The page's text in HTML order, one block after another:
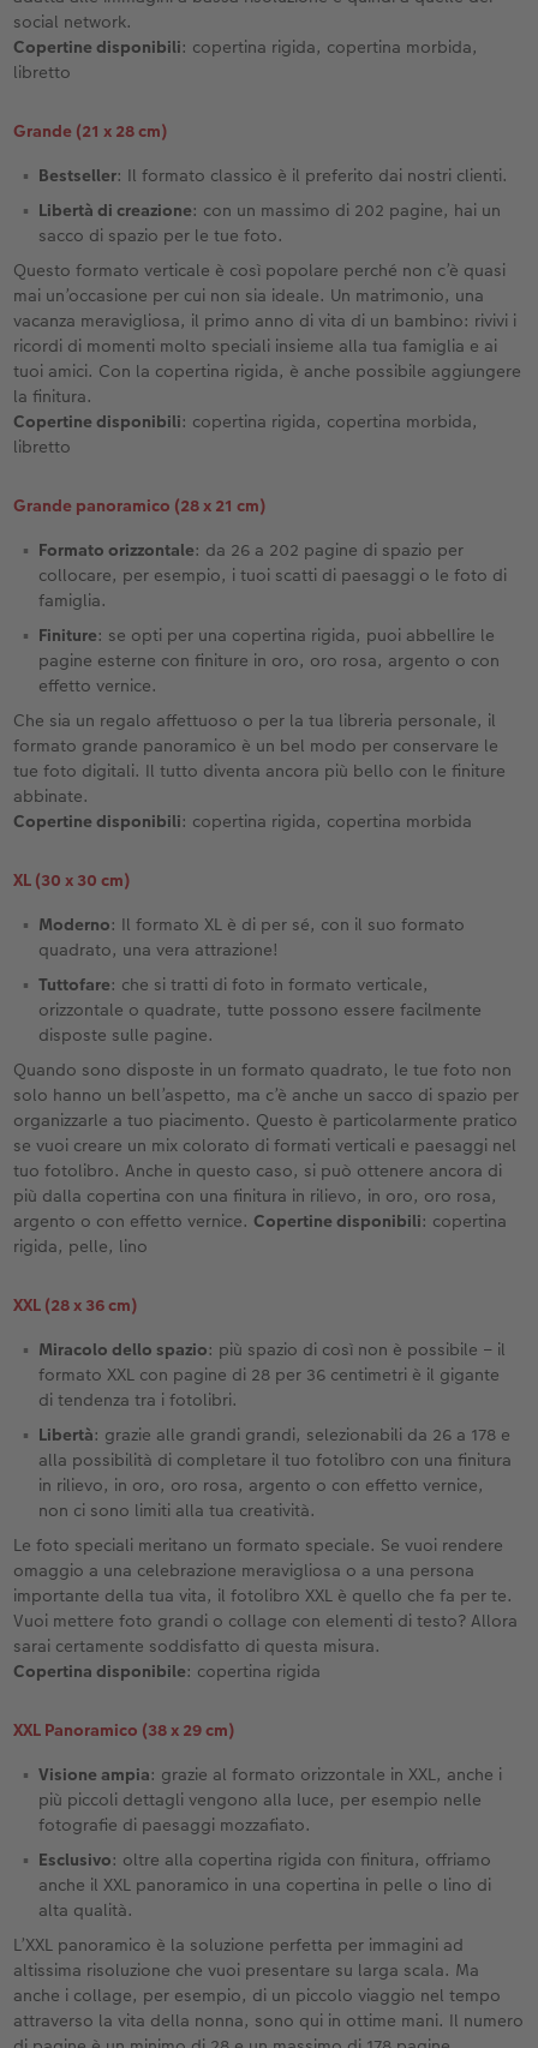
social network.
Copertine disponibili: copertina rigida, copertina morbida,
libretto
Grande (21 x 28 cm)
Bestseller: Il formato classico è il preferito dai nostri clienti.
Libertà di creazione: con un massimo di 202 pagine, hai un
sacco di spazio per le tue foto.
Questo formato verticale è così popolare perché non c’è quasi
mai un’occasione per cui non sia ideale. Un matrimonio, una
vacanza meravigliosa, il primo anno di vita di un bambino: rivivi i
ricordi di momenti molto speciali insieme alla tua famiglia e ai
tuoi amici. Con la copertina rigida, è anche possibile aggiungere
la finitura.
Copertine disponibili: copertina rigida, copertina morbida,
libretto
Grande panoramico (28 x 21 cm)
Formato orizzontale: da 26 a 202 pagine di spazio per
collocare, per esempio, i tuoi scatti di paesaggi o le foto di
famiglia.
Finiture: se opti per una copertina rigida, puoi abbellire le
pagine esterne con finiture in oro, oro rosa, argento o con
effetto vernice.
Che sia un regalo affettuoso o per la tua libreria personale, il
formato grande panoramico è un bel modo per conservare le
tue foto digitali. Il tutto diventa ancora più bello con le finiture
abbinate.
Copertine disponibili: copertina rigida, copertina morbida
XL (30 x 30 cm)
Moderno: Il formato XL è di per sé, con il suo formato
quadrato, una vera attrazione!
Tuttofare: che si tratti di foto in formato verticale,
orizzontale o quadrate, tutte possono essere facilmente
disposte sulle pagine.
Quando sono disposte in un formato quadrato, le tue foto non
solo hanno un bell’aspetto, ma c’è anche un sacco di spazio per
organizzarle a tuo piacimento. Questo è particolarmente pratico
se vuoi creare un mix colorato di formati verticali e paesaggi nel
tuo fotolibro. Anche in questo caso, si può ottenere ancora di
più dalla copertina con una finitura in rilievo, in oro, oro rosa,
argento o con effetto vernice. Copertine disponibili: copertina
rigida, pelle, lino
XXL (28 x 36 cm)
Miracolo dello spazio: più spazio di così non è possibile – il
formato XXL con pagine di 28 per 36 centimetri è il gigante
di tendenza tra i fotolibri.
Libertà: grazie alle grandi grandi, selezionabili da 26 a 178 e
alla possibilità di completare il tuo fotolibro con una finitura
in rilievo, in oro, oro rosa, argento o con effetto vernice,
non ci sono limiti alla tua creatività.
Le foto speciali meritano un formato speciale. Se vuoi rendere
omaggio a una celebrazione meravigliosa o a una persona
importante della tua vita, il fotolibro XXL è quello che fa per te.
Vuoi mettere foto grandi o collage con elementi di testo? Allora
sarai certamente soddisfatto di questa misura.
Copertina disponibile: copertina rigida
XXL Panoramico (38 x 29 cm)
Visione ampia: grazie al formato orizzontale in XXL, anche i
più piccoli dettagli vengono alla luce, per esempio nelle
fotografie di paesaggi mozzafiato.
Esclusivo: oltre alla copertina rigida con finitura, offriamo
anche il XXL panoramico in una copertina in pelle o lino di
alta qualità.
L’XXL panoramico è la soluzione perfetta per immagini ad
altissima risoluzione che vuoi presentare su larga scala. Ma
anche i collage, per esempio, di un piccolo viaggio nel tempo
attraverso la vita della nonna, sono qui in ottime mani. Il numero